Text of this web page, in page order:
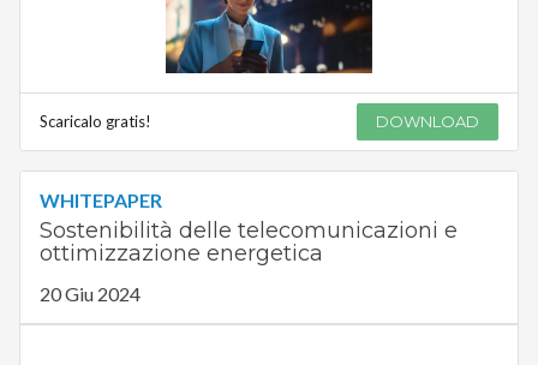
Scaricalo gratis! DOWNLOAD
WHITEPAPER
Sostenibilità delle telecomunicazioni e
ottimizzazione energetica
20 Giu 2024